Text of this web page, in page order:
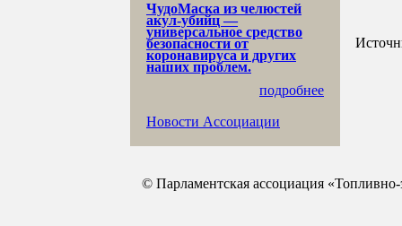
ЧудоМаска из челюстей
акул-убийц —
универсальное средство
безопасности от
коронавируса и других
наших проблем.
подробнее
Новости Ассоциации
© Парламентская ассоциация «Топливно-